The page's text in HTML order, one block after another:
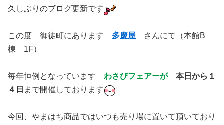
久しぶりのブログ更新です
この度 御徒町にあります 多慶屋 さんにて（本館B
棟 1F）
毎年恒例となっています わさびフェアーが
本日から１
４日 まで開催しております
今回、やまはち商品ではいつも売り場に置いて頂いており